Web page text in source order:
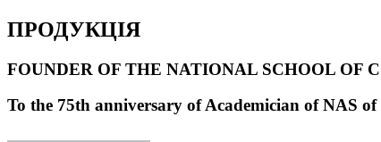
ПРОДУКЦІЯ
FOUNDER OF THE NATIONAL SCHOOL OF
To the 75th anniversary of Academician of NAS